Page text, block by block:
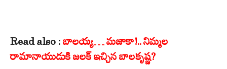
Read also : బాలయ్య… మజాకా!.. నిమ్మల
రామానాయుడుకి జలక్ ఇచ్చిన బాలకృష్ణ?